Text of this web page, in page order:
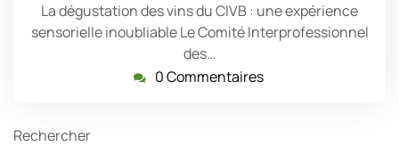
La dégustation des vins du CIVB : une expérience
sensorielle inoubliable Le Comité Interprofessionnel
des…
0 Commentaires
Rechercher